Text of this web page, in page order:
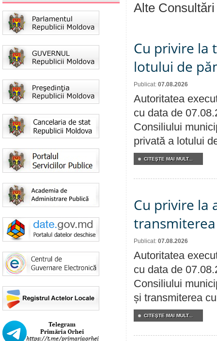
Alte
Cu privire la
lotului de
Publicat: 07.08.2026
Autoritatea
cu data de
Consiliului
privată a lotului
CITEŞTE MAI MULT...
Cu privire la
Publicat: 07.08.2026
Autoritatea
cu data de
Consiliului
și transmiterea
CITEŞTE MAI MULT...